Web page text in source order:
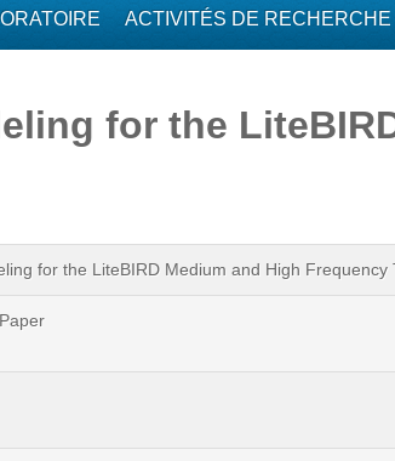
ACTIVITÉS DE RECHERCHE
for the
for the LiteBIRD Medium and High Frequency